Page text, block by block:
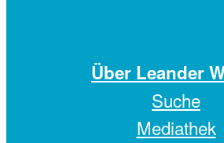
Über Leander
Suche
Mediathek